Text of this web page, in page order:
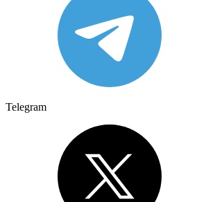
Telegram